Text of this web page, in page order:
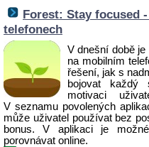
Forest: Stay focused
telefonech
V dnešní době
na mobilním
řešení, jak s
bojovat každý
motivaci
V seznamu povolených
může uživatel používat bez
bonus. V aplikaci je
porovnávat online.